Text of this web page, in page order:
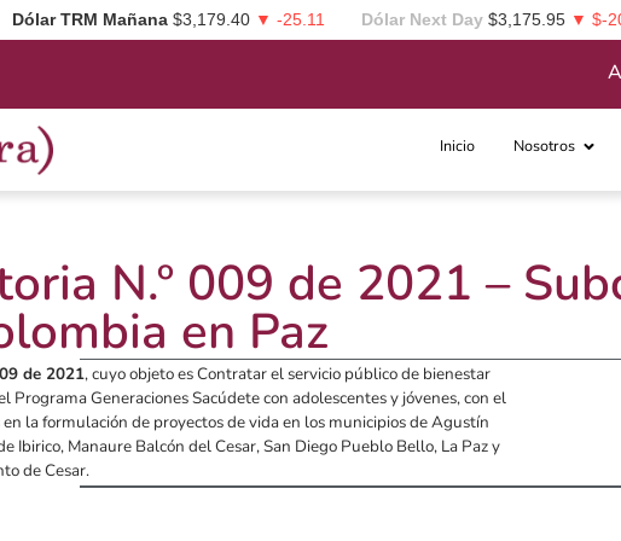
Dólar TRM Mañana $3,179.40 ▼ -25.11 Dólar Next Day $3,175.95 ▼ $-
Inicio Nosotros
N.º 009 de 2021 –
en Paz
de 2021, cuyo objeto es Contratar el servicio público de bienestar
Generaciones Sacúdete con adolescentes y jóvenes, con el
la formulación de proyectos de vida en los municipios de Agustín
Ibirico, Manaure Balcón del Cesar, San Diego Pueblo Bello, La Paz y
de Cesar.